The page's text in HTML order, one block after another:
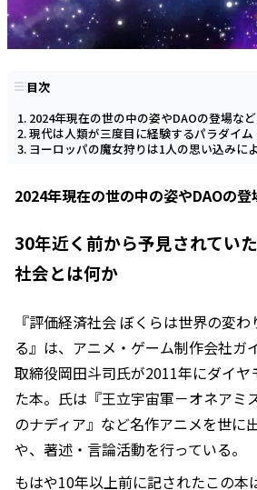
目次
2024年現在の世の中の姿やDAOの登場な
現代は人類が三度目に経験するパラダイム
ヨーロッパの魔女狩りは1人の思い込みに
2024年現在の世の中の姿やDAOの
30年近く前から予見されてい
社会とは何か
『評価経済社会 ぼくらは世界の変
る』は、アニメ・ゲーム制作会社ガ
取締役岡田斗司氏が2011年にダイヤ
た本。氏は『王立宇宙軍－オネアミ
のナディア』など名作アニメを世に
や、著述・言論活動を行っている。
もはや10年以上前に記されたこの本